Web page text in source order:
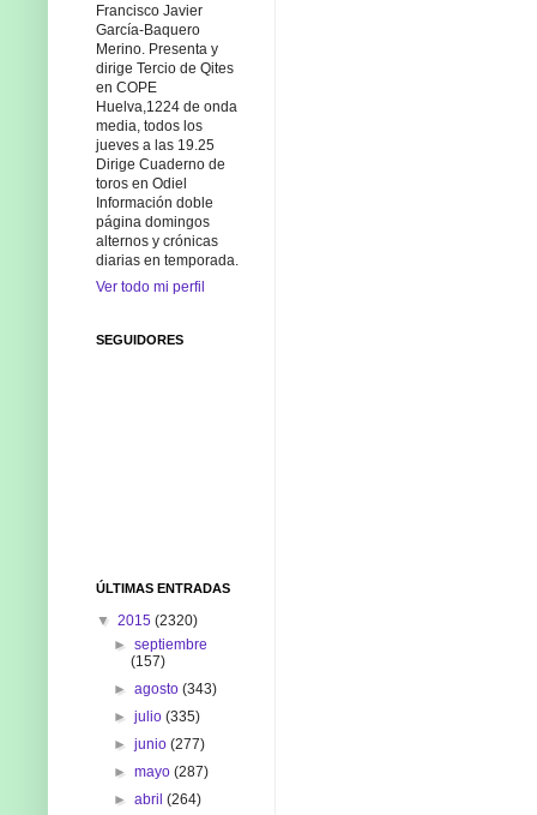
Francisco Javier
García-Baquero
Merino. Presenta y
dirige Tercio de Qites
en COPE
Huelva,1224 de onda
media, todos los
jueves a las 19.25
Dirige Cuaderno de
toros en Odiel
Información doble
página domingos
alternos y crónicas
diarias en temporada.
Ver todo mi perfil
SEGUIDORES
ÚLTIMAS ENTRADAS
▼ 2015 (2320)
►septiembre
(157)
►agosto(343)
►julio(335)
►junio(277)
►mayo(287)
►abril(264)